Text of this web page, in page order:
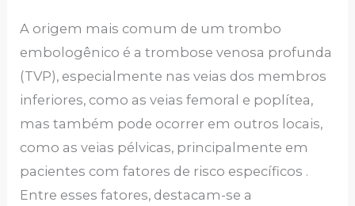
A origem mais comum de um trombo
embologênico é a trombose venosa profunda
(TVP), especialmente nas veias dos membros
inferiores, como as veias femoral e poplítea,
mas também pode ocorrer em outros locais,
como as veias pélvicas, principalmente em
pacientes com fatores de risco específicos .
Entre esses fatores, destacam-se a